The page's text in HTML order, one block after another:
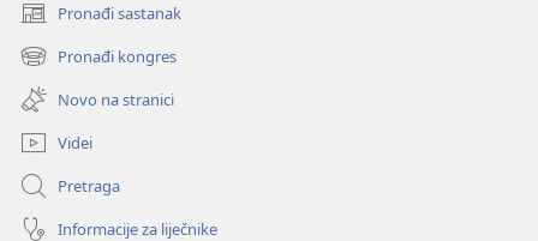
Pronađi sastanak
(otvara
se
novi
prozor)
Pronađi kongres
(otvara
se
novi
prozor)
Novo na stranici
Videi
Pretraga
Informacije za liječnike